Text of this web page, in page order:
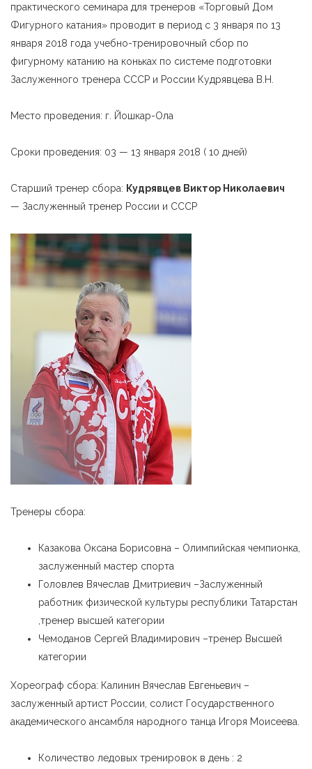
практического семинара для тренеров «Торговый Дом
Фигурного катания» проводит в период с 3 января по 13
января 2018 года учебно-тренировочный сбор по
фигурному катанию на коньках по системе подготовки
Заслуженного тренера СССР и России Кудрявцева В.Н.
Место проведения: г. Йошкар-Ола
Сроки проведения: 03 — 13 января 2018 ( 10 дней)
Старший тренер сбора: Кудрявцев Виктор Николаевич
— Заслуженный тренер России и СССР
Тренеры сбора:
Казакова Оксана Борисовна – Олимпийская чемпионка,
заслуженный мастер спорта
Головлев Вячеслав Дмитриевич –Заслуженный
работник физической культуры республики Татарстан
,тренер высшей категории
Чемоданов Сергей Владимирович –тренер Высшей
категории
Хореограф сбора: Калинин Вячеслав Евгеньевич –
заслуженный артист России, солист Государственного
академического ансамбля народного танца Игоря Моисеева.
Количество ледовых тренировок в день : 2